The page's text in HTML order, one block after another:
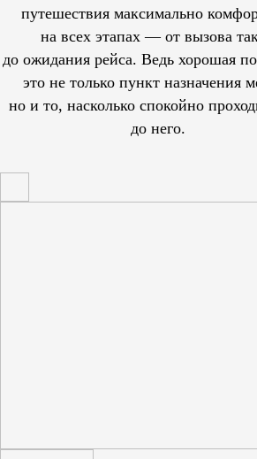
путешествия максимально
на всех этапах — от вызова
до ожидания рейса. Ведь хорошая
это не только пункт назначения
но и то, насколько спокойно
до него.